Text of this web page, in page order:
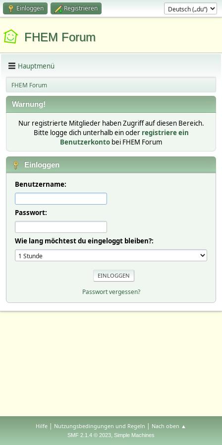
Einloggen Registrieren
FHEM Forum
Hauptmenü
FHEM Forum
Warnung!
Nur registrierte Mitglieder haben Zugriff auf diesen Bereich.
Bitte logge dich unterhalb ein oder registriere ein
Benutzerkonto bei FHEM Forum
Einloggen
Benutzername:
Passwort:
Wie lang möchtest du eingeloggt bleiben?:
Passwort vergessen?
Hilfe | Nutzungsbedingungen und Regeln | Nach oben ▲
SMF 2.1.4 © 2023, Simple Machines